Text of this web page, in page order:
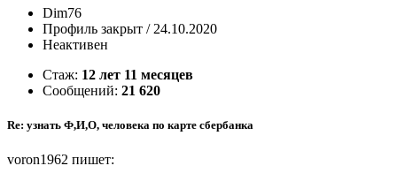
Dim76
Профиль закрыт / 24.10.2020
Неактивен
Стаж: 12 лет 11 месяцев
Сообщений: 21 620
Re: узнать Ф,И,О, человека по карте сбербанка
voron1962 пишет: